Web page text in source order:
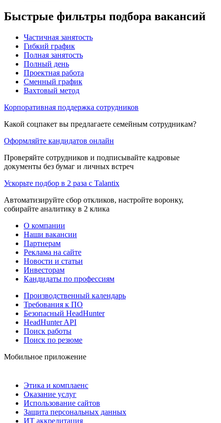
Быстрые фильтры подбора вакансий
Частичная занятость
Гибкий график
Полная занятость
Полный день
Проектная работа
Сменный график
Вахтовый метод
Корпоративная поддержка сотрудников
Какой соцпакет вы предлагаете семейным сотрудникам?
Оформляйте кандидатов онлайн
Проверяйте сотрудников и подписывайте кадровые
документы без бумаг и личных встреч
Ускорьте подбор в 2 раза с Talantix
Автоматизируйте сбор откликов, настройте воронку,
собирайте аналитику в 2 клика
О компании
Наши вакансии
Партнерам
Реклама на сайте
Новости и статьи
Инвесторам
Кандидаты по профессиям
Производственный календарь
Требования к ПО
Безопасный HeadHunter
HeadHunter API
Поиск работы
Поиск по резюме
Мобильное приложение
Этика и комплаенс
Оказание услуг
Использование сайтов
Защита персональных данных
ИТ аккредитация